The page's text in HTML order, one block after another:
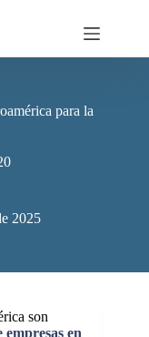
para la
2025
son
empresas en